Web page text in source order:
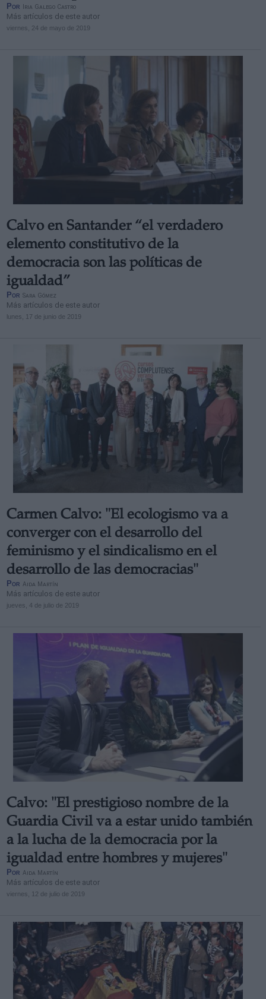
Por Iria Galego Castro
Más artículos de este autor
viernes, 24 de mayo de 2019
Calvo en Santander “el verdadero
elemento constitutivo de la
democracia son las políticas de
igualdad”
Por Sara Gómez
Más artículos de este autor
lunes, 17 de junio de 2019
Carmen Calvo: "El ecologismo va a
converger con el desarrollo del
feminismo y el sindicalismo en el
desarrollo de las democracias"
Por Aida Martín
Más artículos de este autor
jueves, 4 de julio de 2019
Calvo: "El prestigioso nombre de la
Guardia Civil va a estar unido también
a la lucha de la democracia por la
igualdad entre hombres y mujeres"
Por Aida Martín
Más artículos de este autor
viernes, 12 de julio de 2019